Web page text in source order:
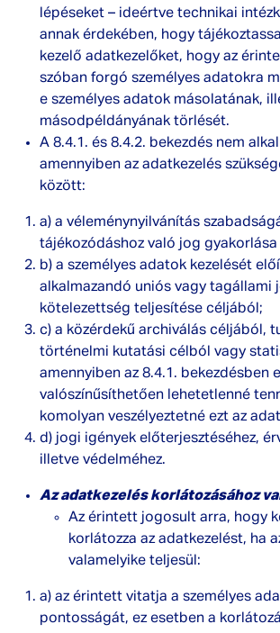
lépéseket – ideértve technikai
annak érdekében, hogy
kezelő adatkezelőket, hogy az
szóban forgó személyes adatokra
e személyes adatok másolatának,
másodpéldányának törlését.
A 8.4.1. és 8.4.2. bekezdés nem
amennyiben az adatkezelés
között:
a) a véleménynyilvánítás
tájékozódáshoz való jog
b) a személyes adatok kezelését
alkalmazandó uniós vagy tagállami
kötelezettség teljesítése céljából;
c) a közérdekű archiválás céljából,
történelmi kutatási célból vagy
amennyiben az 8.4.1. bekezdésben
valószínűsíthetően lehetetlenné
komolyan veszélyeztetné ezt az
d) jogi igények előterjesztéséhez,
illetve védelméhez.
Az adatkezelés korlátozásához
Az érintett jogosult arra, hogy
korlátozza az adatkezelést, ha
valamelyike teljesül:
a) az érintett vitatja a személyes
pontosságát, ez esetben a